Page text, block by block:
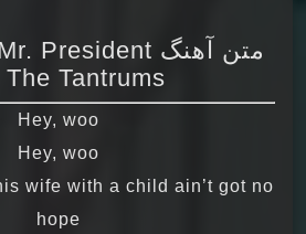
Tantrums
Hey, woo
Hey, woo
wife with a child ain’t got no
hope